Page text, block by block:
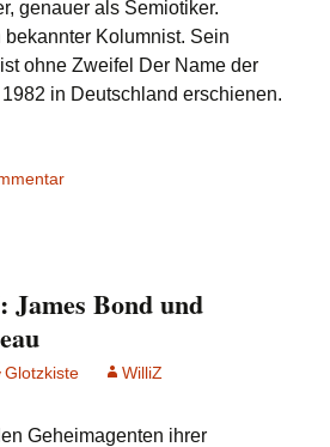
genauer als Semiotiker.
Kolumnist. Sein
ohne Zweifel Der Name der
in Deutschland erschienen.
Bond und
Glotzkiste WilliZ
Geheimagenten ihrer